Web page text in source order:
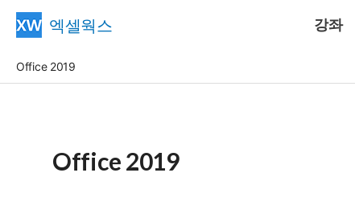
엑셀웍스 강좌
Office 2019
Office 2019